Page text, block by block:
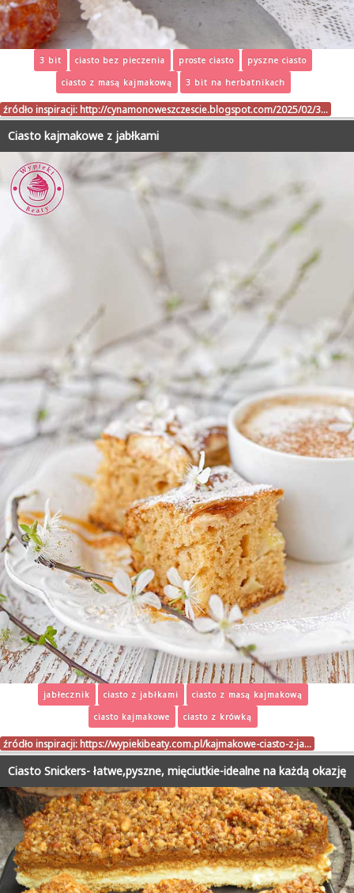
3 bit ciasto bez pieczenia proste ciasto
pyszne ciasto
ciasto z masą kajmakową
3 bit na herbatnikach
źródło inspiracji: http://cynamonoweszczescie.blogspot.com/2025/02/3…
Ciasto kajmakowe z jabłkami
jabłecznik ciasto z jabłkami
ciasto z masą kajmakową
ciasto kajmakowe
ciasto z krówką
źródło inspiracji: https://wypiekibeaty.com.pl/kajmakowe-ciasto-z-ja…
Ciasto Snickers- łatwe,pyszne, mięciutkie-idealne na każdą okazję